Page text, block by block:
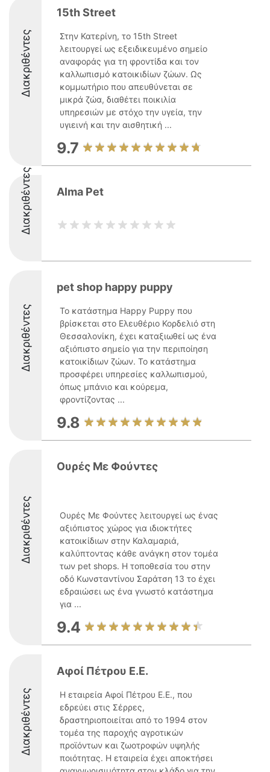
Διακριθέντες
15th Street
Στην Κατερίνη, το 15th Street
λειτουργεί ως εξειδικευμένο σημείο
αναφοράς για τη φροντίδα και τον
καλλωπισμό κατοικιδίων ζώων. Ως
κομμωτήριο που απευθύνεται σε
μικρά ζώα, διαθέτει ποικιλία
υπηρεσιών με στόχο την υγεία, την
υγιεινή και την αισθητική ...
9.7
Διακριθέντες Alma Pet
Διακριθέντες
pet shop happy puppy
Το κατάστημα Happy Puppy που
βρίσκεται στο Ελευθέριο Κορδελιό στη
Θεσσαλονίκη, έχει καταξιωθεί ως ένα
αξιόπιστο σημείο για την περιποίηση
κατοικίδιων ζώων. Το κατάστημα
προσφέρει υπηρεσίες καλλωπισμού,
όπως μπάνιο και κούρεμα,
φροντίζοντας ...
9.8
Διακριθέντες
Ουρές Με Φούντες
Ουρές Με Φούντες λειτουργεί ως ένας
αξιόπιστος χώρος για ιδιοκτήτες
κατοικίδιων στην Καλαμαριά,
καλύπτοντας κάθε ανάγκη στον τομέα
των pet shops. Η τοποθεσία του στην
οδό Κωνσταντίνου Σαράτση 13 το έχει
εδραιώσει ως ένα γνωστό κατάστημα
για ...
9.4
Διακριθέντες
Αφοί Πέτρου Ε.Ε.
Η εταιρεία Αφοί Πέτρου Ε.Ε., που
εδρεύει στις Σέρρες,
δραστηριοποιείται από το 1994 στον
τομέα της παροχής αγροτικών
προϊόντων και ζωοτροφών υψηλής
ποιότητας. Η εταιρεία έχει αποκτήσει